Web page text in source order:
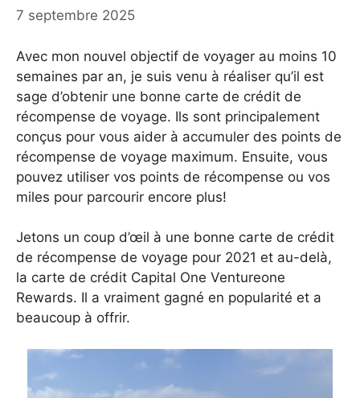
7 septembre 2025
Avec mon nouvel objectif de voyager au moins 10
semaines par an, je suis venu à réaliser qu’il est
sage d’obtenir une bonne carte de crédit de
récompense de voyage. Ils sont principalement
conçus pour vous aider à accumuler des points de
récompense de voyage maximum. Ensuite, vous
pouvez utiliser vos points de récompense ou vos
miles pour parcourir encore plus!
Jetons un coup d’œil à une bonne carte de crédit
de récompense de voyage pour 2021 et au-delà,
la carte de crédit Capital One Ventureone
Rewards. Il a vraiment gagné en popularité et a
beaucoup à offrir.